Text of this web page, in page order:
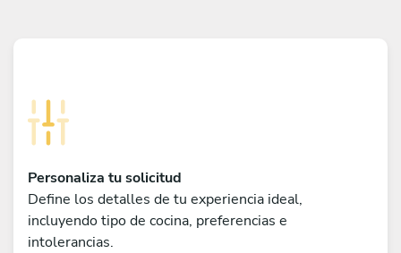
Personaliza tu solicitud
Define los detalles de tu experiencia ideal,
incluyendo tipo de cocina, preferencias e
intolerancias.